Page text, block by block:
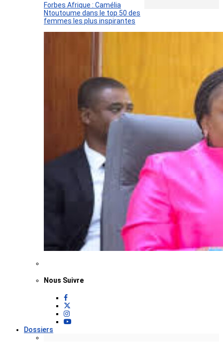
Forbes Afrique : Camélia
Ntoutoume dans le top 50 des
femmes les plus inspirantes
Nous Suivre
Dossiers